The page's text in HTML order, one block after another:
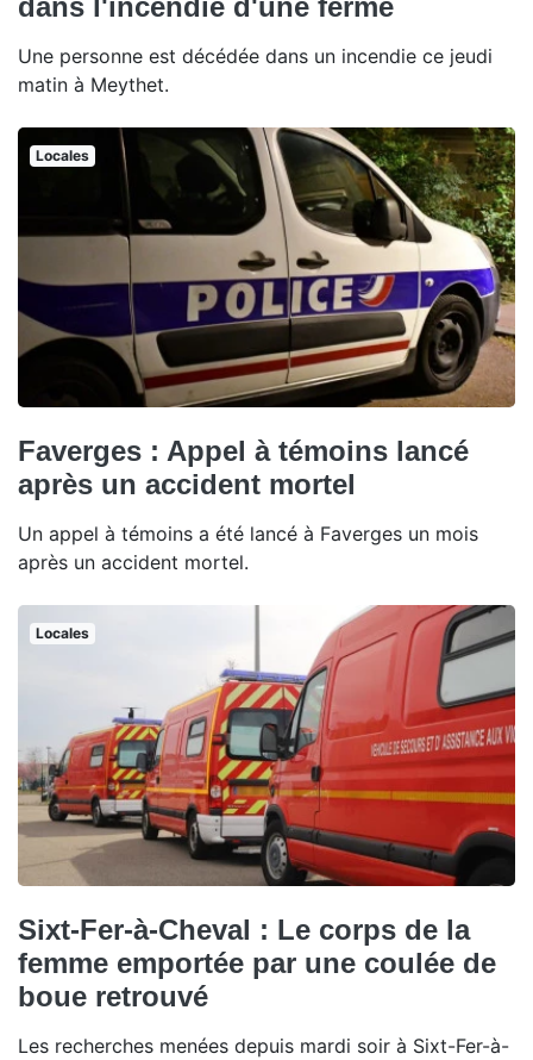
dans l'incendie d'une ferme
Une personne est décédée dans un incendie ce jeudi
matin à Meythet.
Locales
Faverges : Appel à témoins lancé
après un accident mortel
Un appel à témoins a été lancé à Faverges un mois
après un accident mortel.
Locales
Sixt-Fer-à-Cheval : Le corps de la
femme emportée par une coulée de
boue retrouvé
Les recherches menées depuis mardi soir à Sixt-Fer-à-